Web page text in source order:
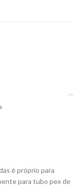
é próprio para
para tubo pex de